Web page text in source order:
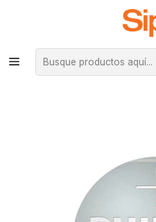
¡Compra hasta mediodía y recibe
Santiago. Envío gratis desde $29.990
Inicio Otras categorías